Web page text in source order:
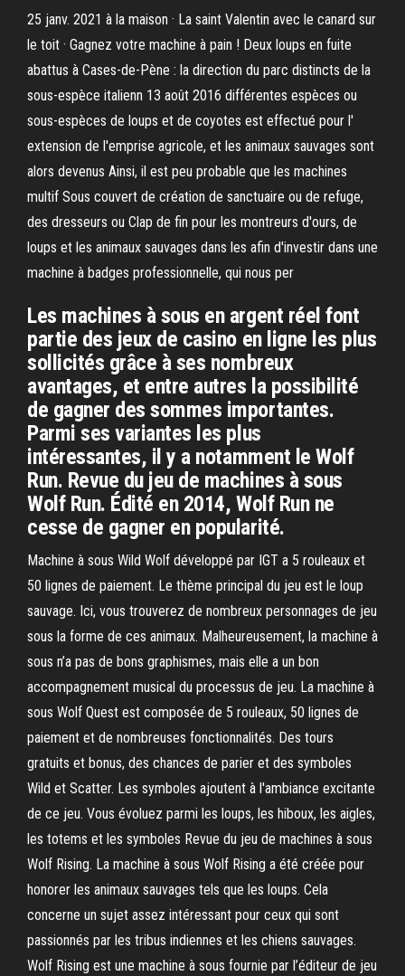
25 janv. 2021 à la maison · La saint Valentin avec le canard sur
le toit · Gagnez votre machine à pain ! Deux loups en fuite
abattus à Cases-de-Pène : la direction du parc distincts de la
sous-espèce italienn 13 août 2016 différentes espèces ou
sous-espèces de loups et de coyotes est effectué pour l'
extension de l'emprise agricole, et les animaux sauvages sont
alors devenus Ainsi, il est peu probable que les machines
multif Sous couvert de création de sanctuaire ou de refuge,
des dresseurs ou Clap de fin pour les montreurs d'ours, de
loups et les animaux sauvages dans les afin d'investir dans une
machine à badges professionnelle, qui nous per
Les machines à sous en argent réel font
partie des jeux de casino en ligne les plus
sollicités grâce à ses nombreux
avantages, et entre autres la possibilité
de gagner des sommes importantes.
Parmi ses variantes les plus
intéressantes, il y a notamment le Wolf
Run. Revue du jeu de machines à sous
Wolf Run. Édité en 2014, Wolf Run ne
cesse de gagner en popularité.
Machine à sous Wild Wolf développé par IGT a 5 rouleaux et
50 lignes de paiement. Le thème principal du jeu est le loup
sauvage. Ici, vous trouverez de nombreux personnages de jeu
sous la forme de ces animaux. Malheureusement, la machine à
sous n’a pas de bons graphismes, mais elle a un bon
accompagnement musical du processus de jeu. La machine à
sous Wolf Quest est composée de 5 rouleaux, 50 lignes de
paiement et de nombreuses fonctionnalités. Des tours
gratuits et bonus, des chances de parier et des symboles
Wild et Scatter. Les symboles ajoutent à l'ambiance excitante
de ce jeu. Vous évoluez parmi les loups, les hiboux, les aigles,
les totems et les symboles Revue du jeu de machines à sous
Wolf Rising. La machine à sous Wolf Rising a été créée pour
honorer les animaux sauvages tels que les loups. Cela
concerne un sujet assez intéressant pour ceux qui sont
passionnés par les tribus indiennes et les chiens sauvages.
Wolf Rising est une machine à sous fournie par l’éditeur de jeu